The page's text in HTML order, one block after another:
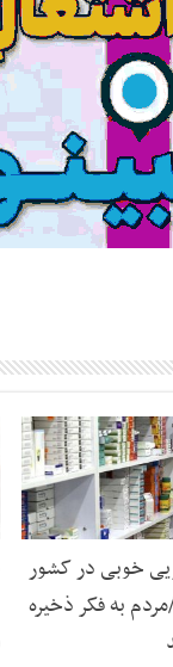
خوبی در کشور
به فکر ذخیره